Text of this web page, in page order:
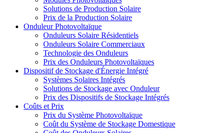
Solutions de Production Solaire
Prix de la Production Solaire
Onduleur Photovoltaïque
Onduleurs Solaire Résidentiels
Onduleurs Solaire Commerciaux
Technologie des Onduleurs
Prix des Onduleurs Photovoltaïques
Dispositif de Stockage d'Énergie Intégré
Systèmes Solaires Intégrés
Solutions de Stockage avec Onduleur
Prix des Dispositifs de Stockage Intégrés
Coûts et Prix
Prix du Système Photovoltaïque
Coût du Système de Stockage Domestique